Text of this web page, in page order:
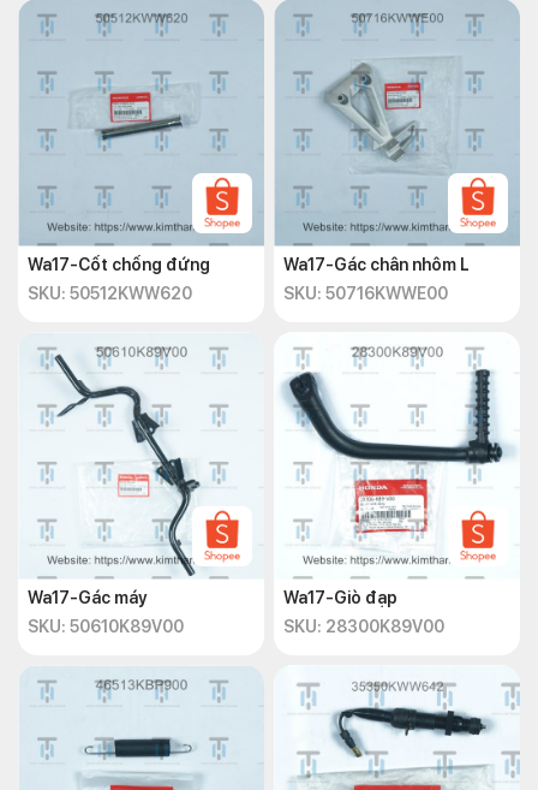
Wa17-Cốt chống đứng
SKU: 50512KWW620
Wa17-Gác chân nhôm L
SKU: 50716KWWE00
Wa17-Gác máy
SKU: 50610K89V00
Wa17-Giò đạp
SKU: 28300K89V00